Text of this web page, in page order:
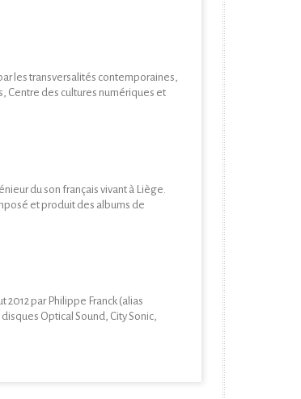
les transversalités contemporaines,
Centre des cultures numériques et
du son français vivant à Liège.
et produit des albums de
par Philippe Franck (alias
Optical Sound, City Sonic,